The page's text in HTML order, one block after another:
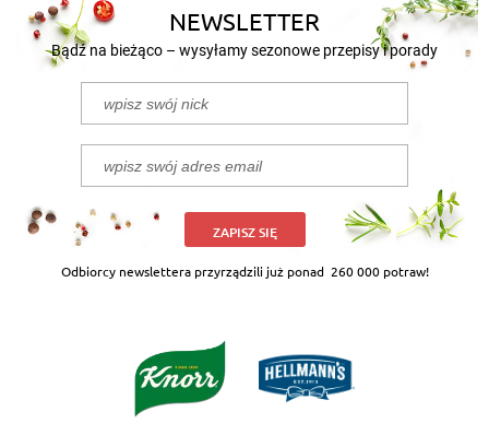
NEWSLETTER
Bądź na bieżąco – wysyłamy sezonowe przepisy i porady
ZAPISZ SIĘ
Odbiorcy newslettera przyrządzili już ponad 260 000 potraw!